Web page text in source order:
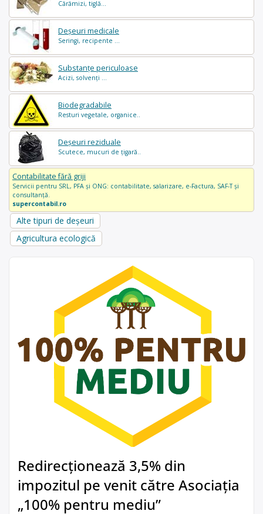
Cărămizi, tiglă...
Deșeuri medicale
Seringi, recipente ...
Substanțe periculoase
Acizi, solvenți ...
Biodegradabile
Resturi vegetale, organice..
Deșeuri reziduale
Scutece, mucuri de țigară..
Contabilitate fără griji
Servicii pentru SRL, PFA și ONG: contabilitate, salarizare, e-Factura, SAF-T și
consultanță.
supercontabil.ro
Alte tipuri de deșeuri
Agricultura ecologică
Redirecționează 3,5% din
impozitul pe venit către Asociația
„100% pentru mediu”